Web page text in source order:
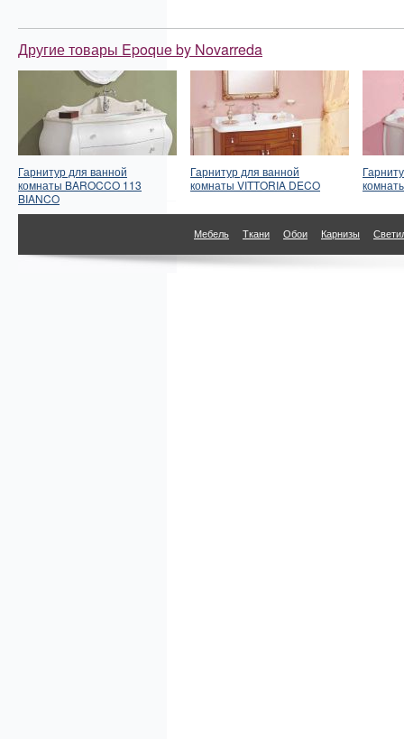
Другие товары Epoque by Novarreda
Гарнитур для ванной
комнаты BAROCCO 113
BIANCO
Гарнитур для ванной
комнаты VITTORIA DECO
Мебель Ткани Обои Карнизы